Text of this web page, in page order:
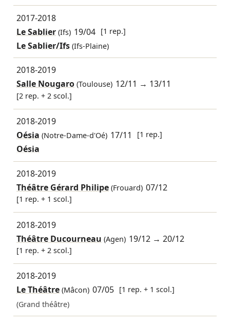
2017-2018
Le Sablier(Ifs) 19/04 [1 rep.]
Le Sablier/Ifs (Ifs-Plaine)
2018-2019
Salle Nougaro(Toulouse) 12/11 → 13/11
[2 rep. + 2 scol.]
2018-2019
Oésia (Notre-Dame-d'Oé) 17/11 [1 rep.]
Oésia
2018-2019
Théâtre Gérard Philipe(Frouard) 07/12
[1 rep. + 1 scol.]
2018-2019
Théâtre Ducourneau (Agen) 19/12 →20/12
[1 rep. + 2 scol.]
2018-2019
Le Théâtre(Mâcon) 07/05 [1 rep. + 1 scol.]
(Grand théâtre)